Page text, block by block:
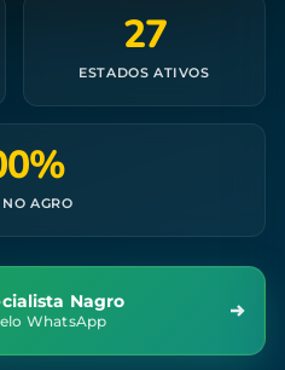
27
ESTADOS ATIVOS
AGRO
Nagro
WhatsApp